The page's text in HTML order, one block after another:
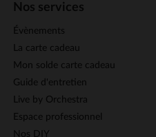
Nos services
Évènements
La carte cadeau
Mon solde carte cadeau
Guide d'entretien
Live by Orchestra
Espace professionnel
Nos DIY